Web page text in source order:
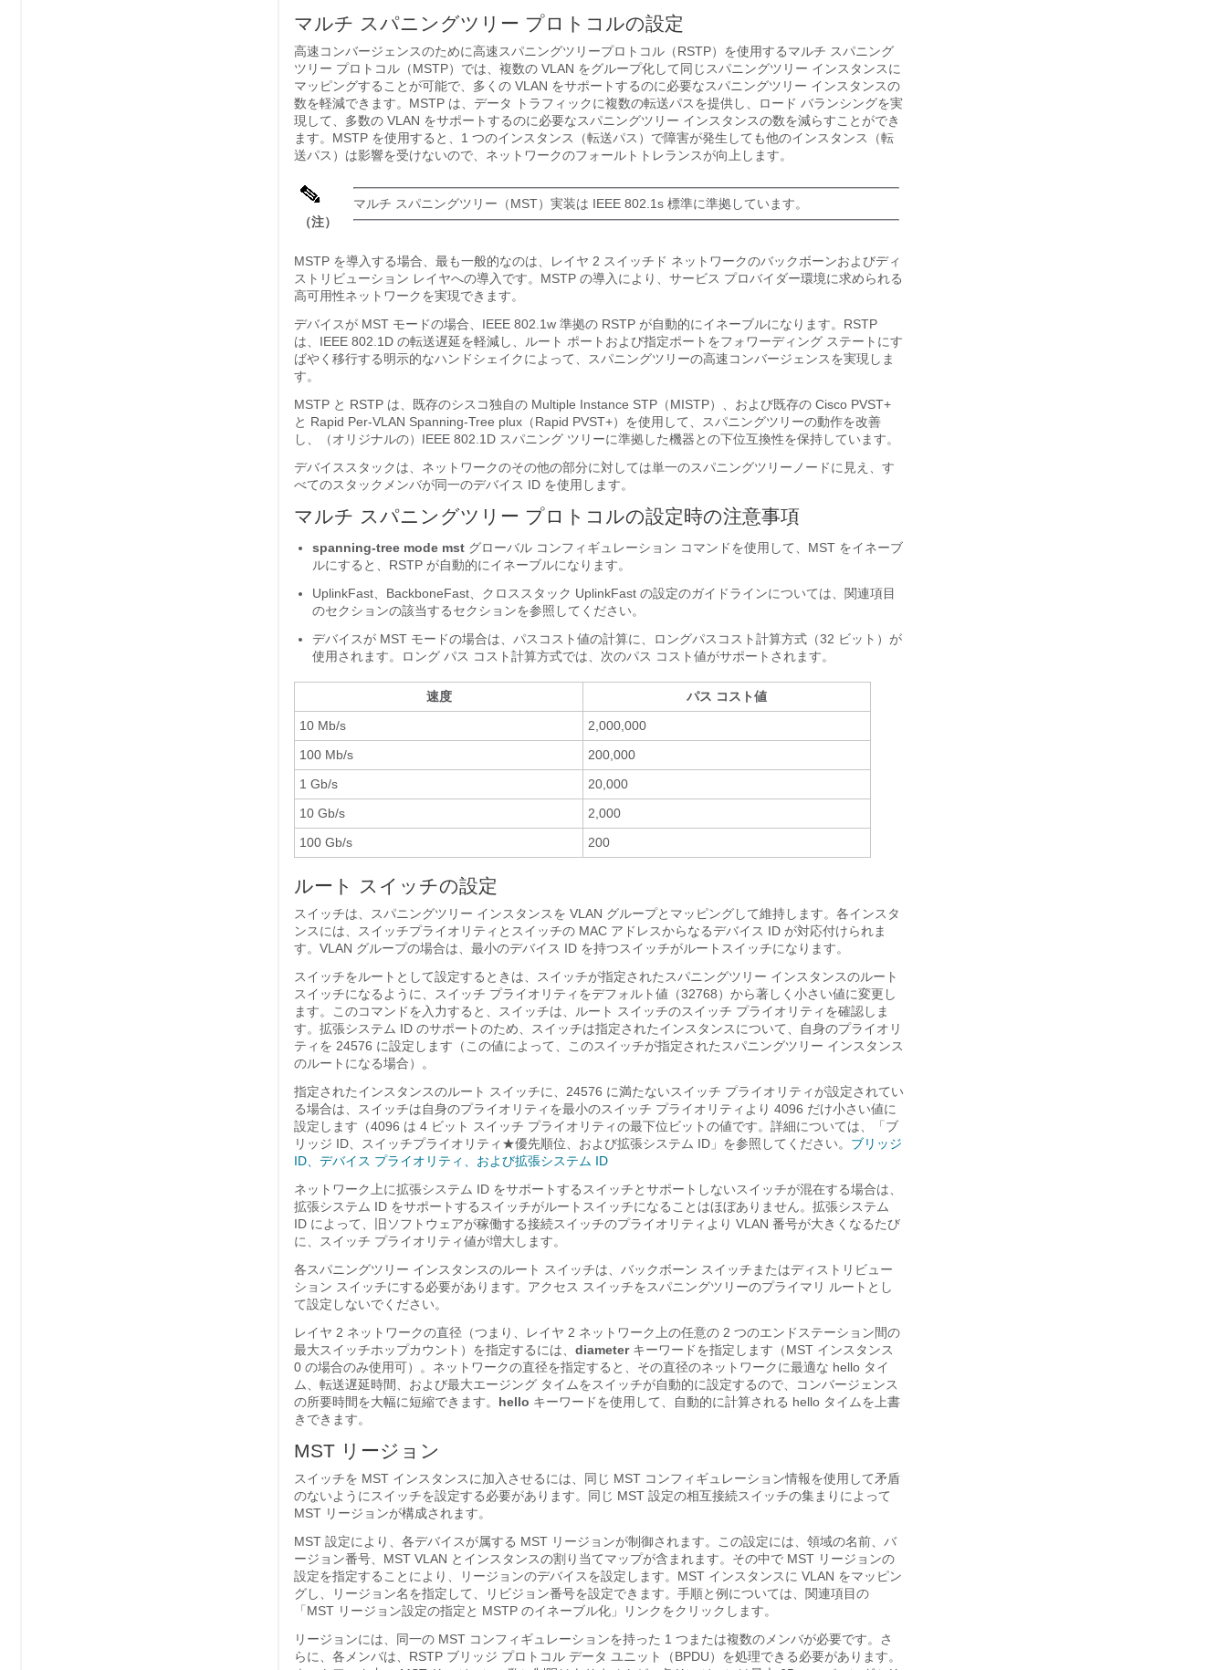
マルチ スパニングツリー プロトコルの設定
高速コンバージェンスのために高速スパニングツリープロトコル（RSTP）を使用するマルチ スパニング
ツリー プロトコル（MSTP）では、複数の VLAN をグループ化して同じスパニングツリー インスタンスに
マッピングすることが可能で、多くの VLAN をサポートするのに必要なスパニングツリー インスタンスの
数を軽減できます。MSTP は、データ トラフィックに複数の転送パスを提供し、ロード バランシングを実
現して、多数の VLAN をサポートするのに必要なスパニングツリー インスタンスの数を減らすことができ
ます。MSTP を使用すると、1 つのインスタンス（転送パス）で障害が発生しても他のインスタンス（転
送パス）は影響を受けないので、ネットワークのフォールトトレランスが向上します。
（注）
マルチ スパニングツリー（MST）実装は IEEE 802.1s 標準に準拠しています。
MSTP を導入する場合、最も一般的なのは、レイヤ 2 スイッチド ネットワークのバックボーンおよびディ
ストリビューション レイヤへの導入です。MSTP の導入により、サービス プロバイダー環境に求められる
高可用性ネットワークを実現できます。
デバイスが MST モードの場合、IEEE 802.1w 準拠の RSTP が自動的にイネーブルになります。RSTP
は、IEEE 802.1D の転送遅延を軽減し、ルート ポートおよび指定ポートをフォワーディング ステートにす
ばやく移行する明示的なハンドシェイクによって、スパニングツリーの高速コンバージェンスを実現しま
す。
MSTP と RSTP は、既存のシスコ独自の Multiple Instance STP（MISTP）、および既存の Cisco PVST+
と Rapid Per-VLAN Spanning-Tree plux（Rapid PVST+）を使用して、スパニングツリーの動作を改善
し、（オリジナルの）IEEE 802.1D スパニング ツリーに準拠した機器との下位互換性を保持しています。
デバイススタックは、ネットワークのその他の部分に対しては単一のスパニングツリーノードに見え、す
べてのスタックメンバが同一のデバイス ID を使用します。
マルチ スパニングツリー プロトコルの設定時の注意事項
spanning-tree mode mst グローバル コンフィギュレーション コマンドを使用して、MST をイネーブ
ルにすると、RSTP が自動的にイネーブルになります。
UplinkFast、BackboneFast、クロススタック UplinkFast の設定のガイドラインについては、関連項目
のセクションの該当するセクションを参照してください。
デバイスが MST モードの場合は、パスコスト値の計算に、ロングパスコスト計算方式（32 ビット）が
使用されます。ロング パス コスト計算方式では、次のパス コスト値がサポートされます。
速度
パス コスト値
10 Mb/s
2,000,000
100 Mb/s
200,000
1 Gb/s
20,000
10 Gb/s
2,000
100 Gb/s
200
ルート スイッチの設定
スイッチは、スパニングツリー インスタンスを VLAN グループとマッピングして維持します。各インスタ
ンスには、スイッチプライオリティとスイッチの MAC アドレスからなるデバイス ID が対応付けられま
す。VLAN グループの場合は、最小のデバイス ID を持つスイッチがルートスイッチになります。
スイッチをルートとして設定するときは、スイッチが指定されたスパニングツリー インスタンスのルート
スイッチになるように、スイッチ プライオリティをデフォルト値（32768）から著しく小さい値に変更し
ます。このコマンドを入力すると、スイッチは、ルート スイッチのスイッチ プライオリティを確認しま
す。拡張システム ID のサポートのため、スイッチは指定されたインスタンスについて、自身のプライオリ
ティを 24576 に設定します（この値によって、このスイッチが指定されたスパニングツリー インスタンス
のルートになる場合）。
指定されたインスタンスのルート スイッチに、24576 に満たないスイッチ プライオリティが設定されてい
る場合は、スイッチは自身のプライオリティを最小のスイッチ プライオリティより 4096 だけ小さい値に
設定します（4096 は 4 ビット スイッチ プライオリティの最下位ビットの値です。詳細については、「ブ
リッジ ID、スイッチプライオリティ★優先順位、および拡張システム ID」を参照してください。 ブリッジ
ID、デバイス プライオリティ、および拡張システム ID
ネットワーク上に拡張システム ID をサポートするスイッチとサポートしないスイッチが混在する場合は、
拡張システム ID をサポートするスイッチがルートスイッチになることはほぼありません。拡張システム
ID によって、旧ソフトウェアが稼働する接続スイッチのプライオリティより VLAN 番号が大きくなるたび
に、スイッチ プライオリティ値が増大します。
各スパニングツリー インスタンスのルート スイッチは、バックボーン スイッチまたはディストリビュー
ション スイッチにする必要があります。アクセス スイッチをスパニングツリーのプライマリ ルートとし
て設定しないでください。
レイヤ 2 ネットワークの直径（つまり、レイヤ 2 ネットワーク上の任意の 2 つのエンドステーション間の
最大スイッチホップカウント）を指定するには、 diameter キーワードを指定します（MST インスタンス
0 の場合のみ使用可）。ネットワークの直径を指定すると、その直径のネットワークに最適な hello タイ
ム、転送遅延時間、および最大エージング タイムをスイッチが自動的に設定するので、コンバージェンス
の所要時間を大幅に短縮できます。 hello キーワードを使用して、自動的に計算される hello タイムを上書
きできます。
MST リージョン
スイッチを MST インスタンスに加入させるには、同じ MST コンフィギュレーション情報を使用して矛盾
のないようにスイッチを設定する必要があります。同じ MST 設定の相互接続スイッチの集まりによって
MST リージョンが構成されます。
MST 設定により、各デバイスが属する MST リージョンが制御されます。この設定には、領域の名前、バ
ージョン番号、MST VLAN とインスタンスの割り当てマップが含まれます。その中で MST リージョンの
設定を指定することにより、リージョンのデバイスを設定します。MST インスタンスに VLAN をマッピン
グし、リージョン名を指定して、リビジョン番号を設定できます。手順と例については、関連項目の
「MST リージョン設定の指定と MSTP のイネーブル化」リンクをクリックします。
リージョンには、同一の MST コンフィギュレーションを持った 1 つまたは複数のメンバが必要です。さ
らに、各メンバは、RSTP ブリッジ プロトコル データ ユニット（BPDU）を処理できる必要があります。